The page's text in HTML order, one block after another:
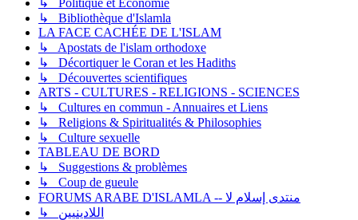
↳ Bibliothèque d'Islamla
LA FACE CACHÉE DE L'ISLAM
↳ Apostats de l'islam orthodoxe
↳ Décortiquer le Coran et les Hadiths
↳ Découvertes scientifiques
ARTS - CULTURES - RELIGIONS - SCIENCES
↳ Cultures en commun - Annuaires et Liens
↳ Religions & Spiritualités & Philosophies
↳ Culture sexuelle
TABLEAU DE BORD
↳ Suggestions & problèmes
↳ Coup de gueule
FORUMS ARABE D'ISLAMLA -- منتدى إسلام لا
↳ اللادينيين